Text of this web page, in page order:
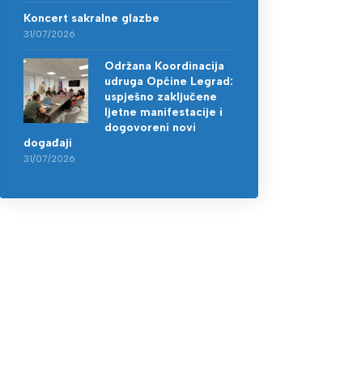
Koncert sakralne glazbe
31/07/2026
Održana Koordinacija
udruga Općine Legrad:
uspješno zaključene
ljetne manifestacije i
dogovoreni novi
događaji
31/07/2026